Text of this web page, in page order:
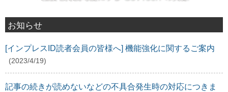
お知らせ
[インプレスID読者会員の皆様へ] 機能強化に関するご案内
(2023/4/19)
記事の続きが読めないなどの不具合発生時の対応につきま